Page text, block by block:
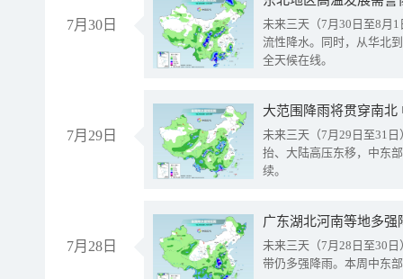
7月30日
未来三天（7月30日至8月
流性降水。同时，从华北
全天候在线。
7月29日
大范围降雨将贯穿南
未来三天（7月29日至31
抬、大陆高压东移，中东
续。
7月28日
广东湖北河南等地多
未来三天（7月28日至30
带仍多强降雨。本周中东